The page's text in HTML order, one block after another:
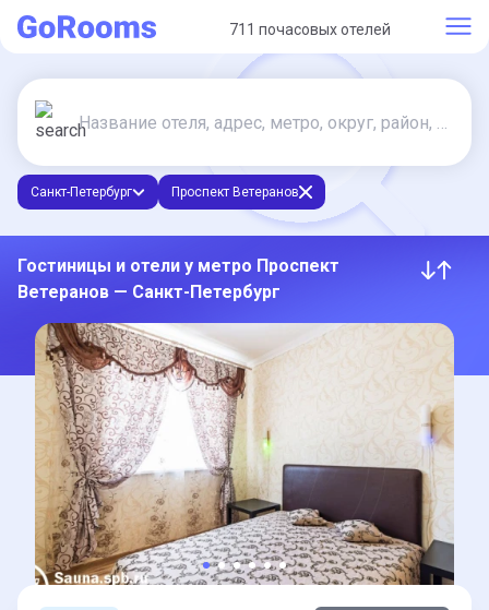
711 почасовых отелей
Санкт-Петербург Проспект Ветеранов
Гостиницы и отели у метро Проспект
Ветеранов — Санкт-Петербург